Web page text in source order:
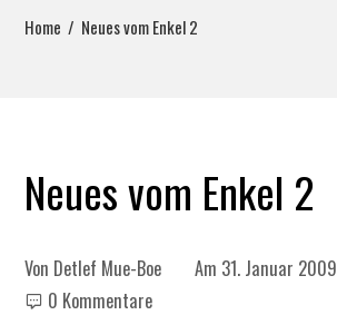
Home Neues vom Enkel 2
Neues vom Enkel 2
Von Detlef Mue-Boe Am 31. Januar 2009
0 Kommentare